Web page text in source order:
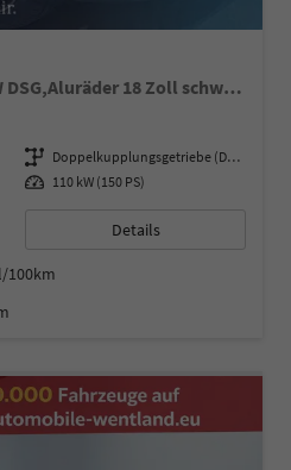
Sportline 2.0 TDI 110 kW DSG,Aluräder 18 Zoll schwarz, Sonderfarbe Stahlgrau,Phone Box, Klimaauromatik,LED MATRIX, dynamische Blinkleuchten,Drive Mode Seledct, Kessy Full, Navigation, Sun Set,Rückkamera, PDC,LED , 4J. Grantie, Virt. Cockpit
Getriebe
Doppelkupplungsgetriebe (DSG)
Leistung 110 kW (150 PS)
Details
100km